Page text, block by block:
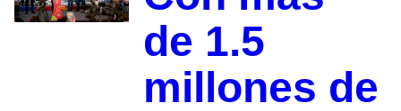
de 1.5
millones de